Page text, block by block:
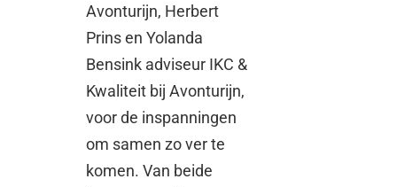
Avonturijn, Herbert
Prins en Yolanda
Bensink adviseur IKC &
Kwaliteit bij Avonturijn,
voor de inspanningen
om samen zo ver te
komen. Van beide